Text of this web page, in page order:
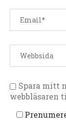
Spara mitt
webbläsaren